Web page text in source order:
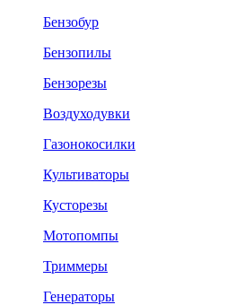
Бензобур
Бензопилы
Бензорезы
Воздуходувки
Газонокосилки
Культиваторы
Кусторезы
Мотопомпы
Триммеры
Генераторы